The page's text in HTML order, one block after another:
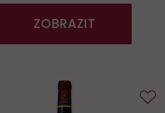
ZOBRAZIT